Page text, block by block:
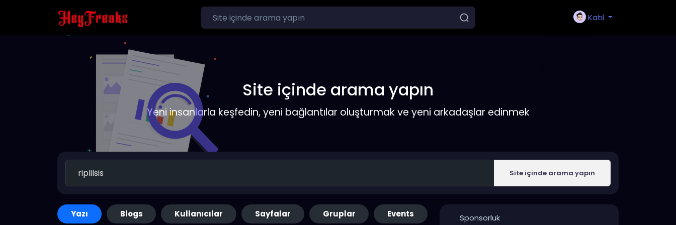
Katıl
Site içinde arama yapın
Yeni insanlarla keşfedin, yeni bağlantılar oluşturmak ve yeni arkadaşlar edinmek
Site içinde arama yapın
Yazı Blogs Kullanıcılar Sayfalar Gruplar Events Sponsorluk